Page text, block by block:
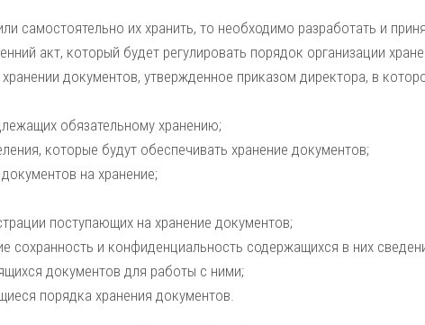
самостоятельно их хранить, то необходимо разработать и
акт, который будет регулировать порядок организации
документов, утвержденное приказом директора, в
обязательному хранению;
которые будут обеспечивать хранение документов;
на хранение;
поступающих на хранение документов;
сохранность и конфиденциальность содержащихся в них
документов для работы с ними;
порядка хранения документов.